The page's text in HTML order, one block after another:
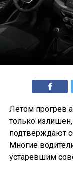
Летом прогрев
только
подтверждают
Многие
устаревшим